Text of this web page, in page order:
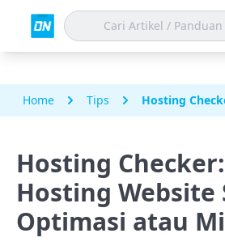
Home Tips Hosting
Hosting
Hosting Website
Optimasi atau